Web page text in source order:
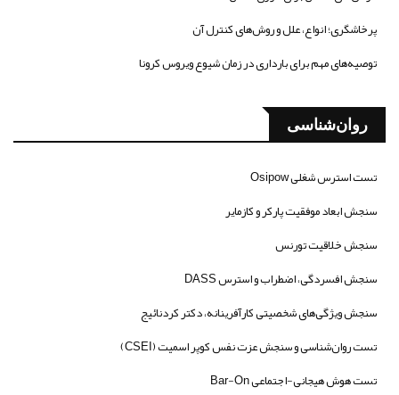
پرخاشگری؛ انواع، علل و روش‌های کنترل آن
توصیه‌های مهم برای بارداری در زمان شیوع ویروس کرونا
روان‌شناسی
تست استرس شغلی Osipow
سنجش ابعاد موفقیت پارکر و کازمایر
سنجش خلاقیت تورنس
سنجش افسردگی، اضطراب و استرس DASS
سنجش ویژگی‌های شخصیتی کارآفرینانه، دکتر کردنائیج
تست روان‌شناسی و سنجش عزت نفس کوپر اسمیت (CSEI)
تست هوش هیجانی-اجتماعی Bar-On